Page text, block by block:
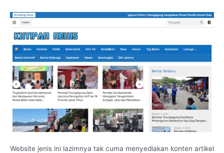
Website jenis ini lazimnya tak cuma menyediakan konten artikel